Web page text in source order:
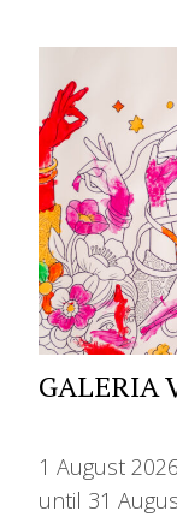
GALERIA
1 August
until 31